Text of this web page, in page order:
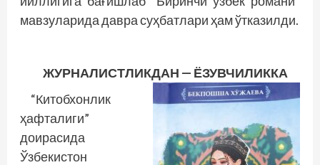
мавзуларида давра суҳбатлари ҳам ўтказилди.
ЖУРНАЛИСТЛИКДАН — ЁЗУВЧИЛИККА
“Китобхонлик
ҳафталиги”
доирасида
Ўзбекистон